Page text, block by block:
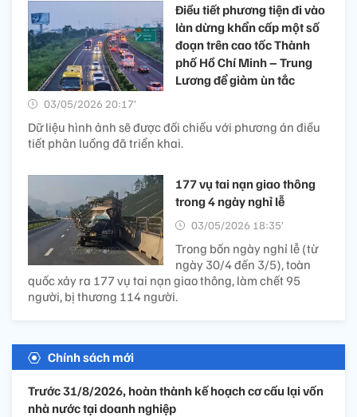
Điều tiết phương tiện đi vào
làn dừng khẩn cấp một số
đoạn trên cao tốc Thành
phố Hồ Chí Minh – Trung
Lương để giảm ùn tắc
03/05/2026 20:17’
Dữ liệu hình ảnh sẽ được đối chiếu với phương án điều
tiết phân luồng đã triển khai.
177 vụ tai nạn giao thông
trong 4 ngày nghỉ lễ
03/05/2026 18:35’
Trong bốn ngày nghỉ lễ (từ
ngày 30/4 đến 3/5), toàn
quốc xảy ra 177 vụ tai nạn giao thông, làm chết 95
người, bị thương 114 người.
Chính sách mới
Trước 31/8/2026, hoàn thành kế hoạch cơ cấu lại vốn
nhà nước tại doanh nghiệp